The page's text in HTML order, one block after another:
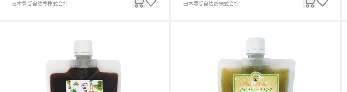
日本豊受自然農株式会社 日本豊受自然農株式会社